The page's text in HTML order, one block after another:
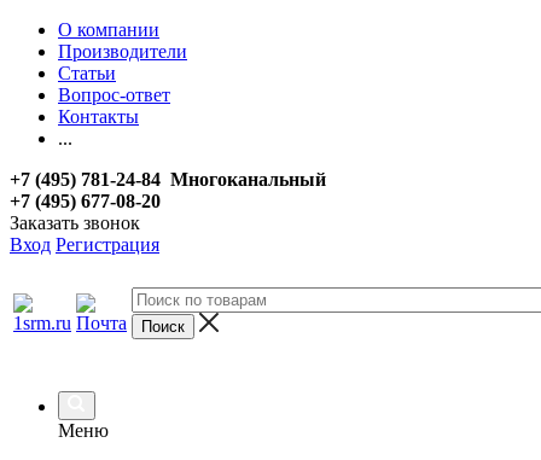
О компании
Производители
Статьи
Вопрос-ответ
Контакты
...
+7 (495) 781-24-84 Многоканальный
+7 (495) 677-08-20
Заказать звонок
Вход Регистрация
Меню